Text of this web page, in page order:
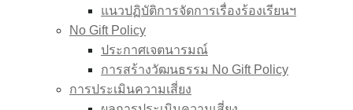
แนวปฏิบัติการจัดการเรื่องร้องเรียนฯ
No Gift Policy
ประกาศเจตนารมณ์
การสร้างวัฒนธรรม No Gift Policy
การประเมินความเสี่ยง